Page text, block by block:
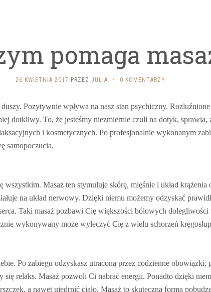
pomaga
26 KWIETNIA 2017 PRZEZ JULIA · 0 KOMENTARZY
Pozytywnie wpływa na nasz stan psychiczny.
dotkliwy. To, że jesteśmy niezmiernie czuli na dotyk, sprawia,
i kosmetycznych. Po profesjonalnie wykonanym
samopoczucia.
wszystkim. Masaż ten stymuluje skórę, mięśnie i układ krążenia
na układ nerwowy. Dzięki niemu możemy odzyskać
Taki masaż pozbawi Cię większości bólowych
wykonywany może wyleczyć Cię z wielu schorzeń
Po zabiegu odzyskasz utraconą przez codzienne obowiązki,
się relaks. Masaż pozwoli Ci nabrać energii. Ponadto dzięki
a nawet ujędrnić ciało. Masaż to skuteczna forma